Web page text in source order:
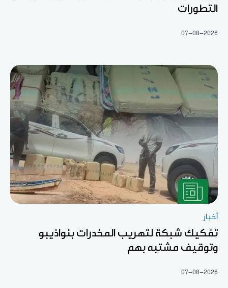
التطورات
07-08-2026
أخبار
تفكيك شبكة لتهريب المخدرات بنواذيبو
وتوقيف مشتبه بهم
07-08-2026